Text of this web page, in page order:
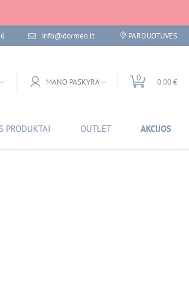
info@dormeo.lt PARDUOTUVĖS
MANO PASKYRA 0 0.00 €
PRODUKTAI OUTLET AKCIJOS